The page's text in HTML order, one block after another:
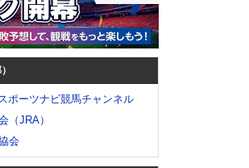
ポーツナビ競馬チャンネル
（JRA）
会